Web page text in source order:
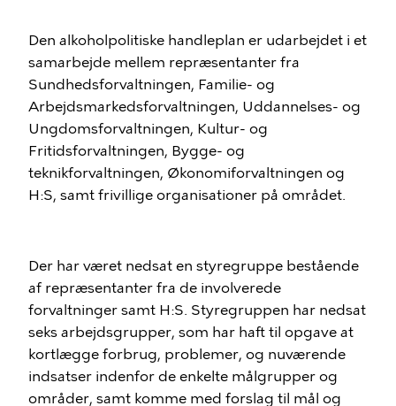
Den alkoholpolitiske handleplan er udarbejdet i et
samarbejde mellem repræsentanter fra
Sundhedsforvaltningen, Familie- og
Arbejdsmarkedsforvaltningen, Uddannelses- og
Ungdomsforvaltningen, Kultur- og
Fritidsforvaltningen, Bygge- og
teknikforvaltningen, Økonomiforvaltningen og
H:S, samt frivillige organisationer på området.
Der har været nedsat en styregruppe bestående
af repræsentanter fra de involverede
forvaltninger samt H:S. Styregruppen har nedsat
seks arbejdsgrupper, som har haft til opgave at
kortlægge forbrug, problemer, og nuværende
indsatser indenfor de enkelte målgrupper og
områder, samt komme med forslag til mål og